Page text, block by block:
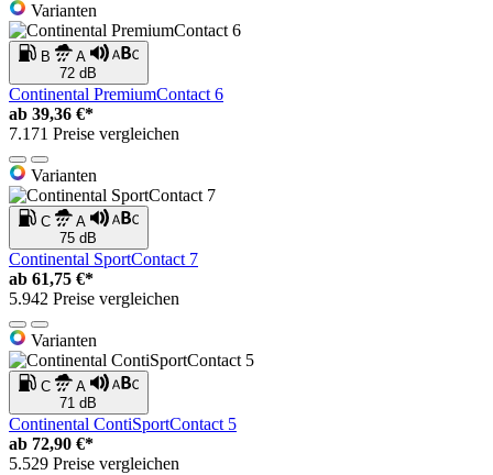
Varianten
B
A
72 dB
Continental PremiumContact 6
ab 39,36 €*
7.171 Preise vergleichen
Varianten
C
A
75 dB
Continental SportContact 7
ab 61,75 €*
5.942 Preise vergleichen
Varianten
C
A
71 dB
Continental ContiSportContact 5
ab 72,90 €*
5.529 Preise vergleichen